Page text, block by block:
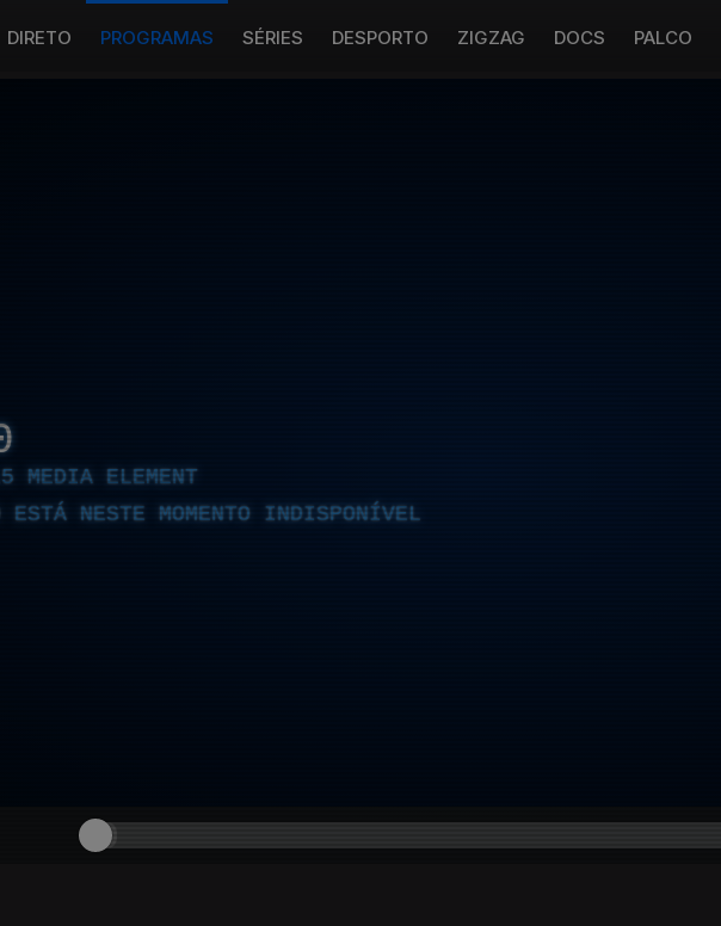
DIRETO PROGRAMAS SÉRIES DESPORTO ZIGZAG DOCS PALCO
MEDIA ELEMENT
ESTÁ NESTE MOMENTO INDISPONÍVEL